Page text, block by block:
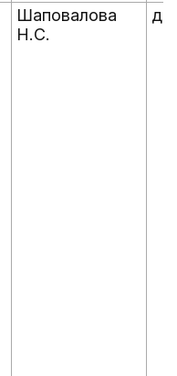
Шаповалова
Н.С.
до